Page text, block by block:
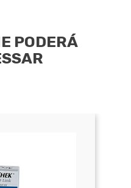
PODERÁ